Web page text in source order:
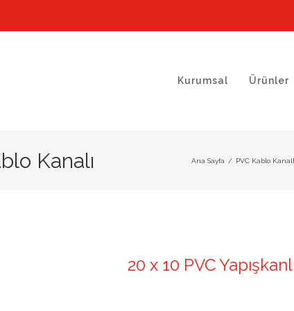
Kurumsal Ürünler
Kanalı Ana Sayfa / PVC Kablo
20 x 10 PVC